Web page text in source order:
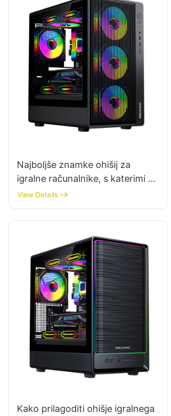
Najboljše znamke ohišij za
igralne računalnike, s katerimi bi
morali sodelovati
View Details
Kako prilagoditi ohišje igralnega